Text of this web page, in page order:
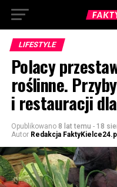
LIFESTYLE
Polacy
roślinne.
i restauracji
Opublikowano 8 lat temu - 18
Autor Redakcja FaktyKielce24.pl